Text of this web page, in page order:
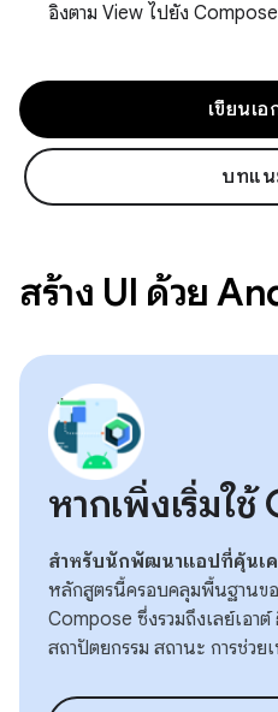
อิงตาม View ไปยัง Compose
เขียนเอ
บทแน
สร้าง UI ด้วย
หากเพิ่งเริ่มใ
สำหรับนักพัฒนาแอปที่คุ้นเ
หลักสูตรนี้ครอบคลุมพื้นฐานขอ
Compose ซึ่งรวมถึงเลย์เอา
สถาปัตยกรรม สถานะ การช่ว